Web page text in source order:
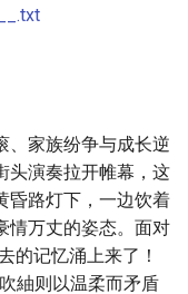
、家族纷争与成长逆
头演奏拉开帷幕，这
昏路灯下，一边饮着
情万丈的姿态。面对
的记忆涌上来了！
紬则以温柔而矛盾